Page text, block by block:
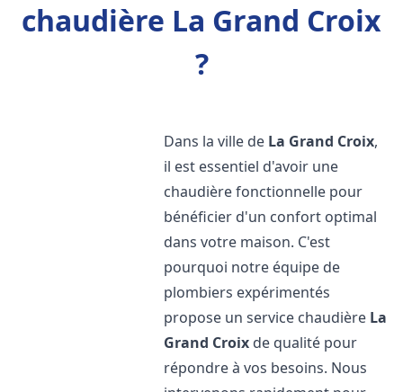
chaudière La Grand Croix
?
Dans la ville de La Grand Croix,
il est essentiel d'avoir une
chaudière fonctionnelle pour
bénéficier d'un confort optimal
dans votre maison. C'est
pourquoi notre équipe de
plombiers expérimentés
propose un service chaudière La
Grand Croix de qualité pour
répondre à vos besoins. Nous